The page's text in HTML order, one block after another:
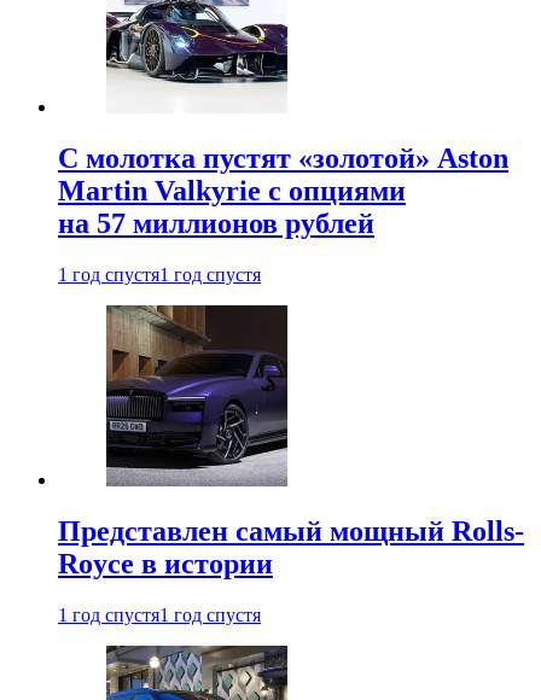
С молотка пустят «золотой» Aston
Martin Valkyrie с опциями
на 57 миллионов рублей
1 год спустя1 год спустя
Представлен самый мощный Rolls-
Royce в истории
1 год спустя1 год спустя